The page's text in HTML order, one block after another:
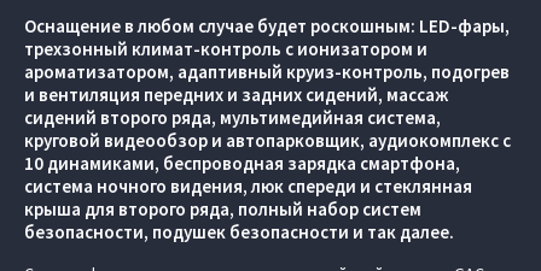
Оснащение в любом случае будет роскошным: LED-фары,
трехзонный климат-контроль с ионизатором и
ароматизатором, адаптивный круиз-контроль, подогрев
и вентиляция передних и задних сидений, массаж
сидений второго ряда, мультимедийная система,
круговой видеообзор и автопарковщик, аудиокомплекс с
10 динамиками, беспроводная зарядка смартфона,
система ночного видения, люк спереди и стеклянная
крыша для второго ряда, полный набор систем
безопасности, подушек безопасности и так далее.